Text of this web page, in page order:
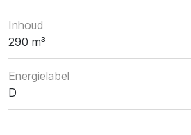
Inhoud
290 m³
Energielabel
D